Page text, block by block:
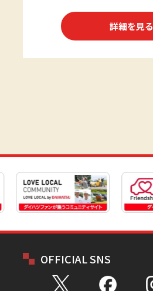
詳細を見る
OFFICIAL SNS